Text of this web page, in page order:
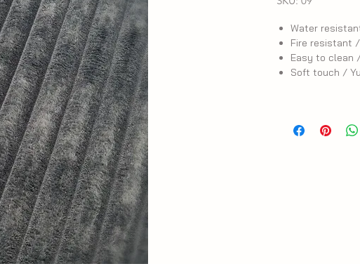
Water
Fire resistant
Easy to clean
Soft touch /